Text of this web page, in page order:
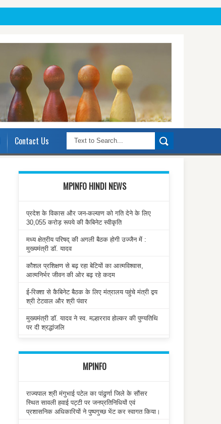
Contact Us
MPINFO HINDI NEWS
प्रदेश के विकास और जन-कल्याण को गति देने के लिए
30,055 करोड़ रूपये की कैबिनेट स्वीकृति
मध्य क्षेत्रीय परिषद् की अगली बैठक होगी उज्जैन में :
मुख्यमंत्री डॉ. यादव
कौशल प्रशिक्षण से बढ़ रहा बेटियों का आत्मविश्वास,
आत्मनिर्भर जीवन की ओर बढ़ रहे कदम
ई-रिक्शा से कैबिनेट बैठक के लिए मंत्रालय पहुंचे मंत्री द्वय
श्री टेटवाल और श्री पंवार
मुख्यमंत्री डॉ. यादव ने स्व. मल्हारराव होल्कर की पुण्यतिथि
पर दी श्रद्धांजलि
MPINFO
राज्यपाल श्री मंगुभाई पटेल का पांढुर्णा जिले के सौंसर
स्थित सावली हवाई पट्टी पर जनप्रतिनिधियों एवं
प्रशासनिक अधिकारियों ने पुष्पगुच्छ भेंट कर स्वागत किया।